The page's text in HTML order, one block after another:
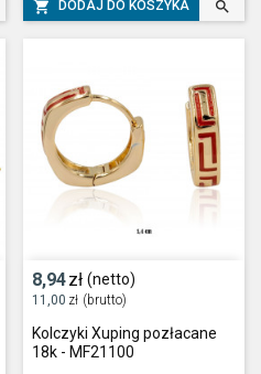
 DODAJ DO KOSZYKA 
8,94zł (netto)
11,00 zł (brutto)
Kolczyki Xuping pozłacane
18k - MF21100